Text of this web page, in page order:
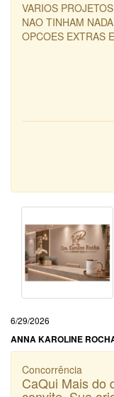
VARIOS
NAO TINHAM
OPCOES EXTRAS
6/29/2026
ANNA KAROLINE
Concorrência
CaQui Mais do